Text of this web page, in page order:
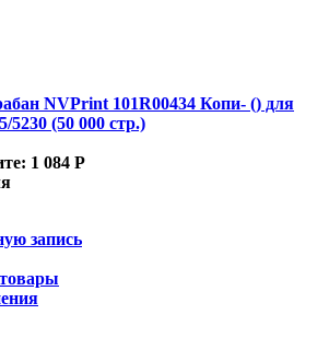
NVPrint 101R00434 Копи- () для
5230 (50 000 стр.)
1 084 Р
запись